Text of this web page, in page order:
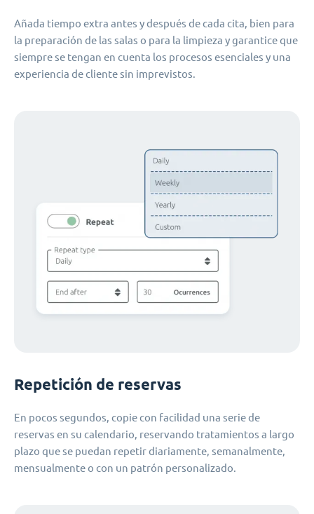
Añada tiempo extra antes y después de cada cita, bien para
la preparación de las salas o para la limpieza y garantice que
siempre se tengan en cuenta los procesos esenciales y una
experiencia de cliente sin imprevistos.
Repetición de reservas
En pocos segundos, copie con facilidad una serie de
reservas en su calendario, reservando tratamientos a largo
plazo que se puedan repetir diariamente, semanalmente,
mensualmente o con un patrón personalizado.